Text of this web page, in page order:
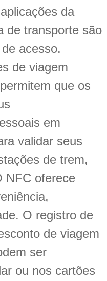
da
de transporte são
acesso.
de viagem
que os
em
validar seus
de trem,
NFC oferece
O registro de
de viagem
ser
ou nos cartões